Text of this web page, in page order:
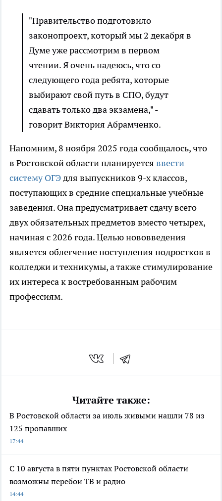
"Правительство подготовило
законопроект, который мы 2 декабря в
Думе уже рассмотрим в первом
чтении. Я очень надеюсь, что со
следующего года ребята, которые
выбирают свой путь в СПО, будут
сдавать только два экзамена," -
говорит Виктория Абрамченко.
Напомним, 8 ноября 2025 года сообщалось, что
в Ростовской области планируется ввести
систему ОГЭдля выпускников 9-х классов,
поступающих в средние специальные учебные
заведения. Она предусматривает сдачу всего
двух обязательных предметов вместо четырех,
начиная с 2026 года. Целью нововведения
является облегчение поступления подростков в
колледжи и техникумы, а также стимулирование
их интереса к востребованным рабочим
профессиям.
Читайте также:
В Ростовской области за июль живыми нашли 78 из
125 пропавших
17:44
С 10 августа в пяти пунктах Ростовской области
возможны перебои ТВ и радио
14:44